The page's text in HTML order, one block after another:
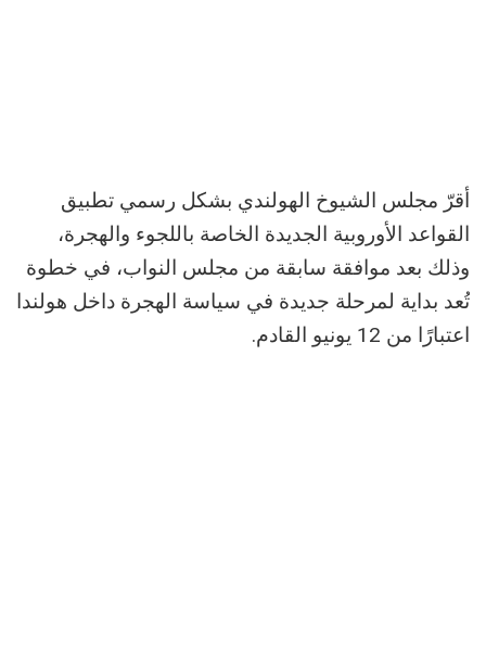
أقرّ مجلس الشيوخ الهولندي بشكل رسمي تطبيق
القواعد الأوروبية الجديدة الخاصة باللجوء والهجرة،
وذلك بعد موافقة سابقة من مجلس النواب، في خطوة
تُعد بداية لمرحلة جديدة في سياسة الهجرة داخل هولندا
اعتبارًا من 12 يونيو القادم.